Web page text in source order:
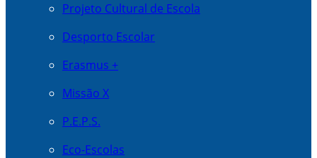
Projeto Cultural de Escola
Desporto Escolar
Erasmus +
Missão X
P.E.P.S.
Eco-Escolas